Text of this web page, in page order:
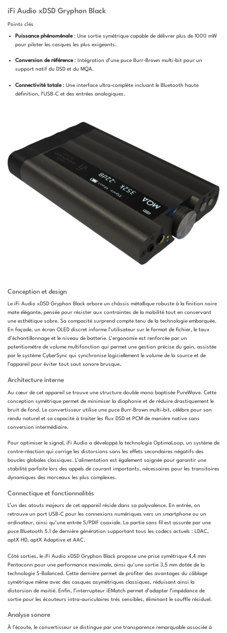
iFi Audio xDSD Gryphon Black
Points clés
Puissance phénoménale: Une sortie symétrique capable de délivrer plus de 1000 mW
pour piloter les casques les plus exigeants.
Conversion de référence: Intégration d’une puce Burr-Brown multi-bit pour un
support natif du DSD et du MQA.
Connectivité totale: Une interface ultra-complète incluant le Bluetooth haute
définition, l’USB-C et des entrées analogiques.
Conception et design
Le iFi Audio xDSD Gryphon Black arbore un châssis métallique robuste à la finition noire
mate élégante, pensée pour résister aux contraintes de la mobilité tout en conservant
une esthétique sobre. Sa compacité surprend compte tenu de la technologie embarquée.
En façade, un écran OLED discret informe l’utilisateur sur le format de fichier, le taux
d’échantillonnage et le niveau de batterie. L’ergonomie est renforcée par un
potentiomètre de volume multifonction qui permet une gestion précise du gain, assistée
par le système CyberSync qui synchronise logiciellement le volume de la source et de
l’appareil pour éviter tout saut sonore brusque.
Architecture interne
Au cœur de cet appareil se trouve une structure double mono baptisée PureWave. Cette
conception symétrique permet de minimiser la diaphonie et de réduire drastiquement le
bruit de fond. Le convertisseur utilise une puce Burr-Brown multi-bit, célèbre pour son
rendu naturel et sa capacité à traiter les flux DSD et PCM de manière native sans
conversion intermédiaire.
Pour optimiser le signal, iFi Audio a développé la technologie OptimaLoop, un système de
contre-réaction qui corrige les distorsions sans les effets secondaires négatifs des
boucles globales classiques. L’alimentation est également soignée pour garantir une
stabilité parfaite lors des appels de courant importants, nécessaires pour les transitoires
dynamiques des morceaux les plus complexes.
Connectique et fonctionnalités
L’un des atouts majeurs de cet appareil réside dans sa polyvalence. En entrée, on
retrouve un port USB-C pour les connexions numériques vers un smartphone ou un
ordinateur, ainsi qu’une entrée S/PDIF coaxiale. La partie sans fil est assurée par une
puce Bluetooth 5.1 de dernière génération supportant tous les codecs actuels : LDAC,
aptX HD, aptX Adaptive et AAC.
Côté sorties, le iFi Audio xDSD Gryphon Black propose une prise symétrique 4,4 mm
Pentaconn pour une performance maximale, ainsi qu’une sortie 3,5 mm dotée de la
technologie S-Balanced. Cette dernière permet de profiter des avantages du câblage
symétrique même avec des casques asymétriques classiques, réduisant ainsi la
distorsion de moitié. Enfin, l’interrupteur iEMatch permet d’adapter l’impédance de
sortie pour les écouteurs intra-auriculaires très sensibles, éliminant le souffle résiduel.
Analyse sonore
À l’écoute, le convertisseur se distingue par une transparence remarquable associée à